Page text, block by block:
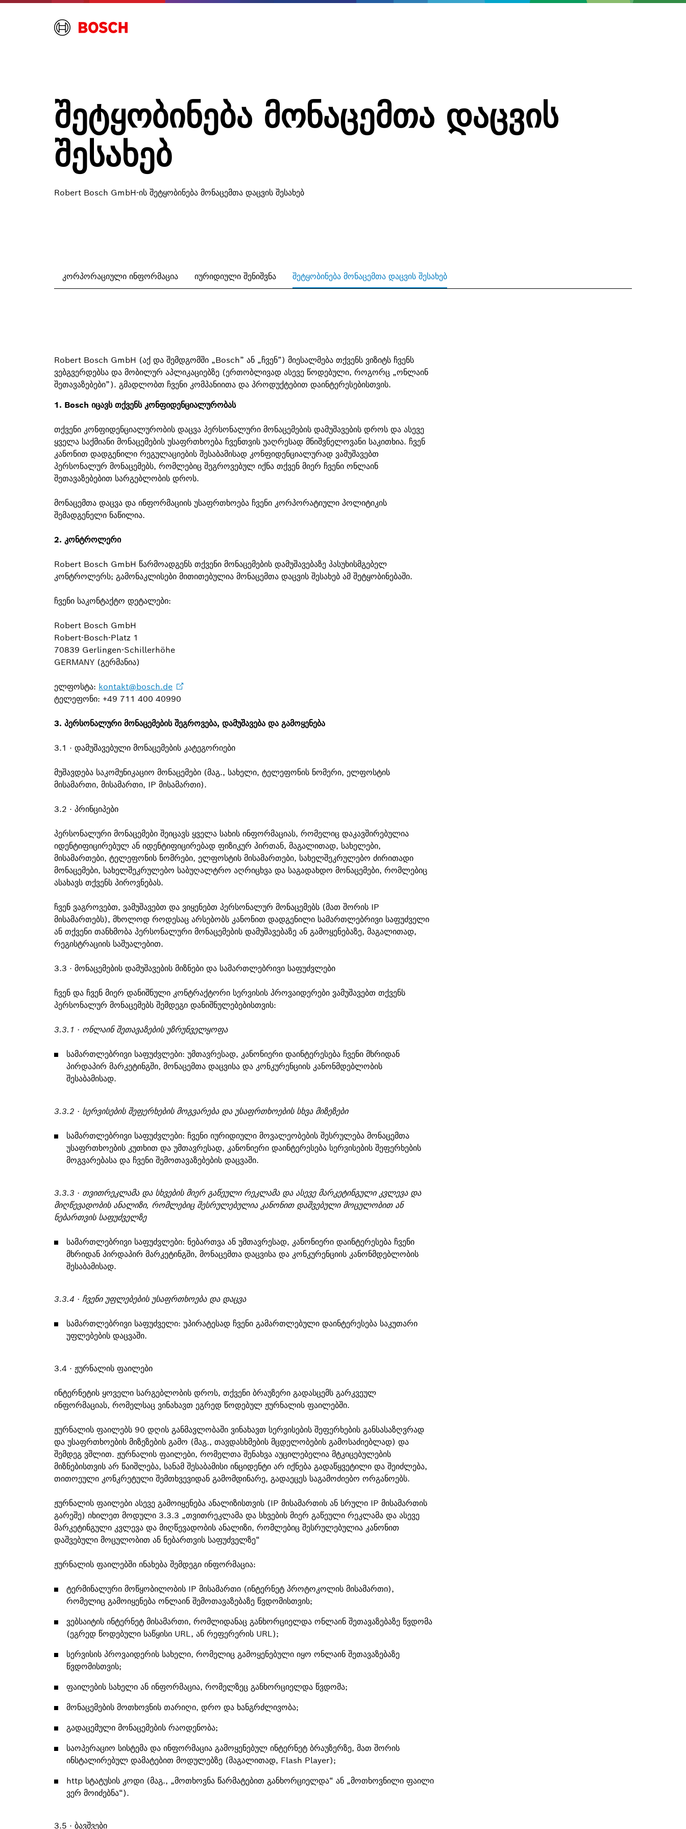
შეტყობინება მონაცემთა დაცვის
შესახებ
Robert Bosch GmbH-ის შეტყობინება მონაცემთა დაცვის შესახებ
კორპორაციული ინფორმაცია იურიდიული შენიშვნა შეტყობინება მონაცემთა დაცვის შესახებ
Robert Bosch GmbH (აქ და შემდგომში „Bosch” ან „ჩვენ”) მიესალმება თქვენს ვიზიტს ჩვენს
ვებგვერდებსა და მობილურ აპლიკაციებზე (ერთობლივად ასევე წოდებული, როგორც „ონლაინ
შეთავაზებები”). გმადლობთ ჩვენი კომპანიითა და პროდუქტებით დაინტერესებისთვის.
1. Bosch იცავს თქვენს კონფიდენციალურობას
თქვენი კონფიდენციალურობის დაცვა პერსონალური მონაცემების დამუშავების დროს და ასევე
ყველა საქმიანი მონაცემების უსაფრთხოება ჩვენთვის უაღრესად მნიშვნელოვანი საკითხია. ჩვენ
კანონით დადგენილი რეგულაციების შესაბამისად კონფიდენციალურად ვამუშავებთ
პერსონალურ მონაცემებს, რომლებიც შეგროვებულ იქნა თქვენ მიერ ჩვენი ონლაინ
შეთავაზებებით სარგებლობის დროს.
მონაცემთა დაცვა და ინფორმაციის უსაფრთხოება ჩვენი კორპორატიული პოლიტიკის
შემადგენელი ნაწილია.
2. კონტროლერი
Robert Bosch GmbH წარმოადგენს თქვენი მონაცემების დამუშავებაზე პასუხისმგებელ
კონტროლერს; გამონაკლისები მითითებულია მონაცემთა დაცვის შესახებ ამ შეტყობინებაში.
ჩვენი საკონტაქტო დეტალები:
Robert Bosch GmbH
Robert-Bosch-Platz 1
70839 Gerlingen-Schillerhöhe
GERMANY (გერმანია)
ელფოსტა: kontakt@bosch.de
ტელეფონი: +49 711 400 40990
3. პერსონალური მონაცემების შეგროვება, დამუშავება და გამოყენება
3.1 · დამუშავებული მონაცემების კატეგორიები
მუშავდება საკომუნიკაციო მონაცემები (მაგ., სახელი, ტელეფონის ნომერი, ელფოსტის
მისამართი, მისამართი, IP მისამართი).
3.2 · პრინციპები
პერსონალური მონაცემები შეიცავს ყველა სახის ინფორმაციას, რომელიც დაკავშირებულია
იდენტიფიცირებულ ან იდენტიფიცირებად ფიზიკურ პირთან, მაგალითად, სახელები,
მისამართები, ტელეფონის ნომრები, ელფოსტის მისამართები, სახელშეკრულებო ძირითადი
მონაცემები, სახელშეკრულებო საბუღალტრო აღრიცხვა და საგადახდო მონაცემები, რომლებიც
ასახავს თქვენს პიროვნებას.
ჩვენ ვაგროვებთ, ვამუშავებთ და ვიყენებთ პერსონალურ მონაცემებს (მათ შორის IP
მისამართებს), მხოლოდ როდესაც არსებობს კანონით დადგენილი სამართლებრივი საფუძველი
ან თქვენი თანხმობა პერსონალური მონაცემების დამუშავებაზე ან გამოყენებაზე, მაგალითად,
რეგისტრაციის საშუალებით.
3.3 · მონაცემების დამუშავების მიზნები და სამართლებრივი საფუძვლები
ჩვენ და ჩვენ მიერ დანიშნული კონტრაქტორი სერვისის პროვაიდერები ვამუშავებთ თქვენს
პერსონალურ მონაცემებს შემდეგი დანიშნულებებისთვის:
3.3.1 · ონლაინ შეთავაზების უზრუნველყოფა
სამართლებრივი საფუძვლები: უმთავრესად, კანონიერი დაინტერესება ჩვენი მხრიდან
პირდაპირ მარკეტინგში, მონაცემთა დაცვისა და კონკურენციის კანონმდებლობის
შესაბამისად.
3.3.2 · სერვისების შეფერხების მოგვარება და უსაფრთხოების სხვა მიზეზები
სამართლებრივი საფუძვლები: ჩვენი იურიდიული მოვალეობების შესრულება მონაცემთა
უსაფრთხოების კუთხით და უმთავრესად, კანონიერი დაინტერესება სერვისების შეფერხების
მოგვარებასა და ჩვენი შემოთავაზებების დაცვაში.
3.3.3 · თვითრეკლამა და სხვების მიერ გაწეული რეკლამა და ასევე მარკეტინგული კვლევა და
მიღწევადობის ანალიზი, რომლებიც შესრულებულია კანონით დაშვებული მოცულობით ან
ნებართვის საფუძველზე
სამართლებრივი საფუძვლები: ნებართვა ან უმთავრესად, კანონიერი დაინტერესება ჩვენი
მხრიდან პირდაპირ მარკეტინგში, მონაცემთა დაცვისა და კონკურენციის კანონმდებლობის
შესაბამისად.
3.3.4 · ჩვენი უფლებების უსაფრთხოება და დაცვა
სამართლებრივი საფუძველი: უპირატესად ჩვენი გამართლებული დაინტერესება საკუთარი
უფლებების დაცვაში.
3.4 · ჟურნალის ფაილები
ინტერნეტის ყოველი სარგებლობის დროს, თქვენი ბრაუზერი გადასცემს გარკვეულ
ინფორმაციას, რომელსაც ვინახავთ ეგრედ წოდებულ ჟურნალის ფაილებში.
ჟურნალის ფაილებს 90 დღის განმავლობაში ვინახავთ სერვისების შეფერხების განსასაზღვრად
და უსაფრთხოების მიზეზების გამო (მაგ., თავდასხმების მცდელობების გამოსაძიებლად) და
შემდეგ ვშლით. ჟურნალის ფაილები, რომელთა შენახვა აუცილებელია მტკიცებულების
მიზნებისთვის არ წაიშლება, სანამ შესაბამისი ინციდენტი არ იქნება გადაწყვეტილი და შეიძლება,
თითოეული კონკრეტული შემთხვევიდან გამომდინარე, გადაეცეს საგამოძიებო ორგანოებს.
ჟურნალის ფაილები ასევე გამოიყენება ანალიზისთვის (IP მისამართის ან სრული IP მისამართის
გარეშე) იხილეთ მოდული 3.3.3 „თვითრეკლამა და სხვების მიერ გაწეული რეკლამა და ასევე
მარკეტინგული კვლევა და მიღწევადობის ანალიზი, რომლებიც შესრულებულია კანონით
დაშვებული მოცულობით ან ნებართვის საფუძველზე“
ჟურნალის ფაილებში ინახება შემდეგი ინფორმაცია:
ტერმინალური მოწყობილობის IP მისამართი (ინტერნეტ პროტოკოლის მისამართი),
რომელიც გამოიყენება ონლაინ შემოთავაზებაზე წვდომისთვის;
ვებსაიტის ინტერნეტ მისამართი, რომლიდანაც განხორციელდა ონლაინ შეთავაზებაზე წვდომა
(ეგრედ წოდებული საწყისი URL, ან რეფერერის URL);
სერვისის პროვაიდერის სახელი, რომელიც გამოყენებული იყო ონლაინ შეთავაზებაზე
წვდომისთვის;
ფაილების სახელი ან ინფორმაცია, რომელზეც განხორციელდა წვდომა;
მონაცემების მოთხოვნის თარიღი, დრო და ხანგრძლივობა;
გადაცემული მონაცემების რაოდენობა;
საოპერაციო სისტემა და ინფორმაცია გამოყენებულ ინტერნეტ ბრაუზერზე, მათ შორის
ინსტალირებულ დამატებით მოდულებზე (მაგალითად, Flash Player);
http სტატუსის კოდი (მაგ., „მოთხოვნა წარმატებით განხორციელდა“ ან „მოთხოვნილი ფაილი
ვერ მოიძებნა“).
3.5 · ბავშვები